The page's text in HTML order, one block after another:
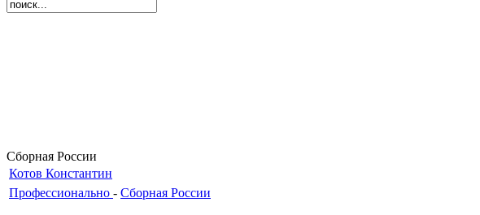
Сборная России
Котов Константин
Профессионально - Сборная России